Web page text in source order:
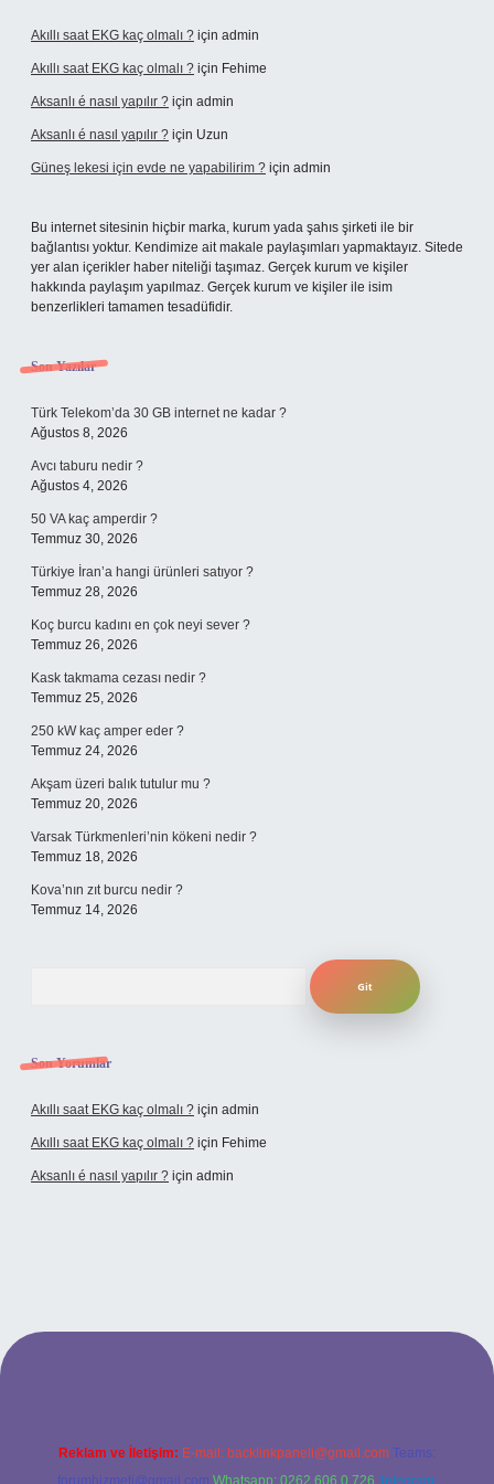
Akıllı saat EKG kaç olmalı ? için admin
Akıllı saat EKG kaç olmalı ? için Fehime
Aksanlı é nasıl yapılır ? için admin
Aksanlı é nasıl yapılır ? için Uzun
Güneş lekesi için evde ne yapabilirim ? için admin
Bu internet sitesinin hiçbir marka, kurum yada şahıs şirketi ile bir
bağlantısı yoktur. Kendimize ait makale paylaşımları yapmaktayız. Sitede
yer alan içerikler haber niteliği taşımaz. Gerçek kurum ve kişiler
hakkında paylaşım yapılmaz. Gerçek kurum ve kişiler ile isim
benzerlikleri tamamen tesadüfidir.
Son Yazılar
Türk Telekom’da 30 GB internet ne kadar ?
Ağustos 8, 2026
Avcı taburu nedir ?
Ağustos 4, 2026
50 VA kaç amperdir ?
Temmuz 30, 2026
Türkiye İran’a hangi ürünleri satıyor ?
Temmuz 28, 2026
Koç burcu kadını en çok neyi sever ?
Temmuz 26, 2026
Kask takmama cezası nedir ?
Temmuz 25, 2026
250 kW kaç amper eder ?
Temmuz 24, 2026
Akşam üzeri balık tutulur mu ?
Temmuz 20, 2026
Varsak Türkmenleri’nin kökeni nedir ?
Temmuz 18, 2026
Kova’nın zıt burcu nedir ?
Temmuz 14, 2026
Son Yorumlar
Akıllı saat EKG kaç olmalı ? için admin
Akıllı saat EKG kaç olmalı ? için Fehime
Aksanlı é nasıl yapılır ? için admin
Reklam ve İletişim: E-mail: backlinkpaneli@gmail.com Teams:
forumhizmeti@gmail.com Whatsapp: 0262 606 0 726 Telegram: